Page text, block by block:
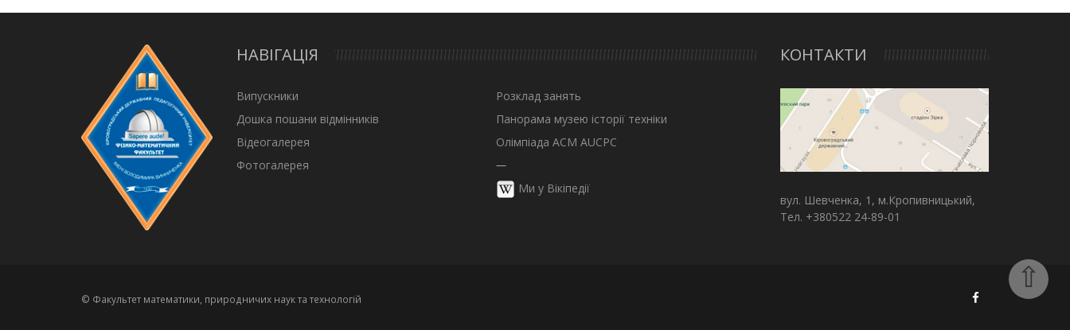
⇧
НАВІГАЦІЯ
Випускники
Дошка пошани відмінників
Відеогалерея
Фотогалерея
Розклад занять
Панорама музею історії техніки
Олімпіада ACM AUCPC
—
Ми у Вікіпедії
КОНТАКТИ
вул. Шевченка, 1, м.Кропивницький,
Тел. +380522 24-89-01
© Факультет математики, природничих наук та технологій